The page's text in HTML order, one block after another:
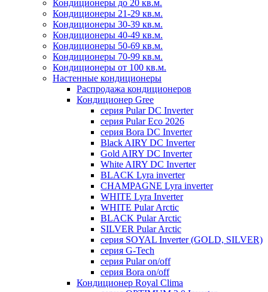
Кондиционеры до 20 кв.м.
Кондиционеры 21-29 кв.м.
Кондиционеры 30-39 кв.м.
Кондиционеры 40-49 кв.м.
Кондиционеры 50-69 кв.м.
Кондиционеры 70-99 кв.м.
Кондиционеры от 100 кв.м.
Настенные кондиционеры
Распродажа кондиционеров
Кондиционер Gree
серия Pular DC Inverter
серия Pular Eco 2026
серия Bora DC Inverter
Black AIRY DC Inverter
Gold AIRY DC Inverter
White AIRY DC Inverter
BLACK Lyra inverter
CHAMPAGNE Lyra inverter
WHITE Lyra Inverter
WHITE Pular Arctic
BLACK Pular Arctic
SILVER Pular Arctic
серия SOYAL Inverter (GOLD, SILVER)
серия G-Tech
серия Pular on/off
серия Bora on/off
Кондиционер Royal Clima